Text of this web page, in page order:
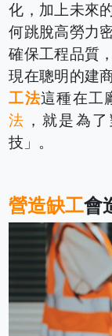
化，加上未來
何跳脫高勞力
確保工程品質
現在聰明的建
工法這種在工
法 ，就是為
技」。
營造缺工會